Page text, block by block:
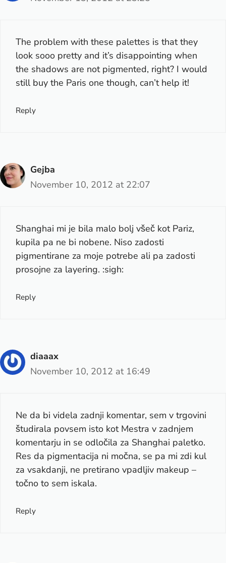
The problem with these palettes is that they
look sooo pretty and it’s disappointing when
the shadows are not pigmented, right? I would
still buy the Paris one though, can’t help it!
Reply
Gejba
November 10, 2012 at 22:07
Shanghai mi je bila malo bolj všeč kot Pariz,
kupila pa ne bi nobene. Niso zadosti
pigmentirane za moje potrebe ali pa zadosti
prosojne za layering. :sigh:
Reply
diaaax
November 10, 2012 at 16:49
Ne da bi videla zadnji komentar, sem v trgovini
študirala povsem isto kot Mestra v zadnjem
komentarju in se odločila za Shanghai paletko.
Res da pigmentacija ni močna, se pa mi zdi kul
za vsakdanji, ne pretirano vpadljiv makeup –
točno to sem iskala.
Reply